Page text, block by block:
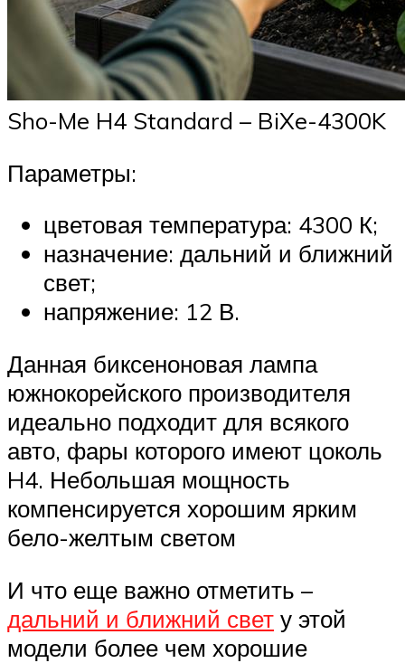
Sho-Me H4 Standard – BiXe-4300K
Параметры:
цветовая температура: 4300 К;
назначение: дальний и ближний
свет;
напряжение: 12 В.
Данная биксеноновая лампа
южнокорейского производителя
идеально подходит для всякого
авто, фары которого имеют цоколь
H4. Небольшая мощность
компенсируется хорошим ярким
бело-желтым светом
И что еще важно отметить –
дальний и ближний свет у этой
модели более чем хорошие